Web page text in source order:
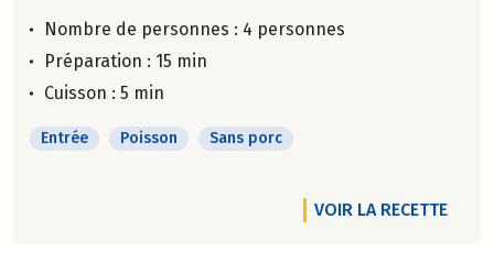
Nombre de personnes : 4 personnes
Préparation : 15 min
Cuisson : 5 min
Entrée Poisson Sans porc
VOIR LA RECETTE